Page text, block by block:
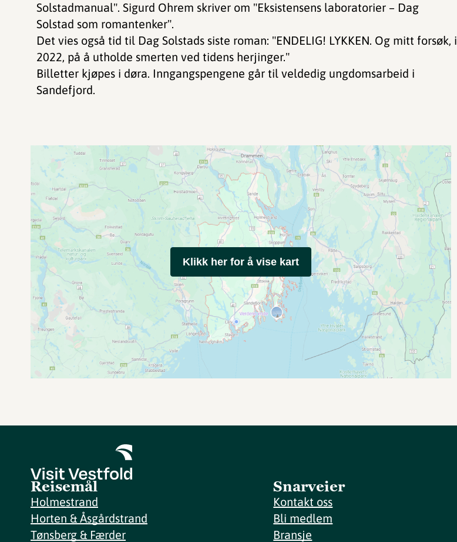
Solstadmanual". Sigurd Ohrem skriver om "Eksistensens laboratorier – Dag
Solstad som romantenker".
Det vies også tid til Dag Solstads siste roman: "ENDELIG! LYKKEN. Og mitt forsøk, i
2022, på å utholde smerten ved tidens herjinger."
Billetter kjøpes i døra. Inngangspengene går til veldedig ungdomsarbeid i
Sandefjord.
Klikk her for å vise kart
Reisemål
Holmestrand
Horten & Åsgårdstrand
Tønsberg & Færder
Snarveier
Kontakt oss
Bli medlem
Bransje